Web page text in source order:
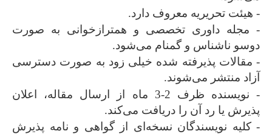
- هیئت تحریریه معروف دارد.
- مجله داوری تخصصی و همترازخوانی به صورت
دوسو ناشناس و گمنام می‌شود.
- مقالات پذیرفته شده خیلی زود به صورت دسترسی
آزاد منتشر می‌شوند.
- نویسنده ظرف 2-3 ماه از ارسال مقاله، اعلان
پذیرش یا رد آن را دریافت می‌کند.
- کلیه نویسندگان نسخه‌ای از گواهی و نامه پذیرش